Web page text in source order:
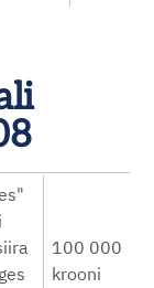
100 000
krooni